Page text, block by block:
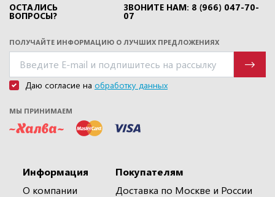
ОСТАЛИСЬ
ВОПРОСЫ?
ЗВОНИТЕ НАМ: 8 (966) 047-70-
07
ПОЛУЧАЙТЕ ИНФОРМАЦИЮ О ЛУЧШИХ ПРЕДЛОЖЕНИЯХ
Даю согласие на обработку данных
МЫ ПРИНИМАЕМ
Информация
О компании
Покупателям
Доставка по Москве и России